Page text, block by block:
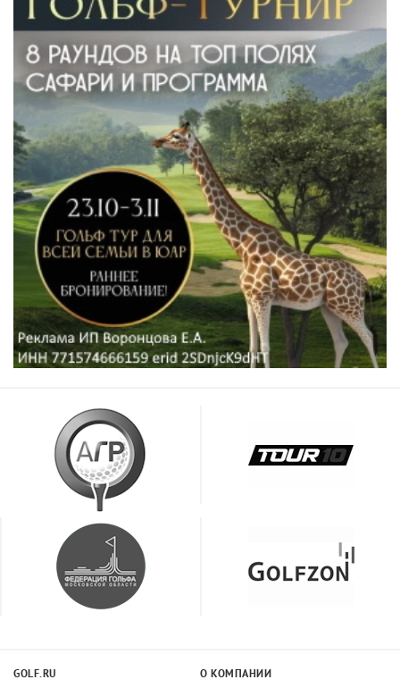
GOLF.RU О КОМПАНИИ